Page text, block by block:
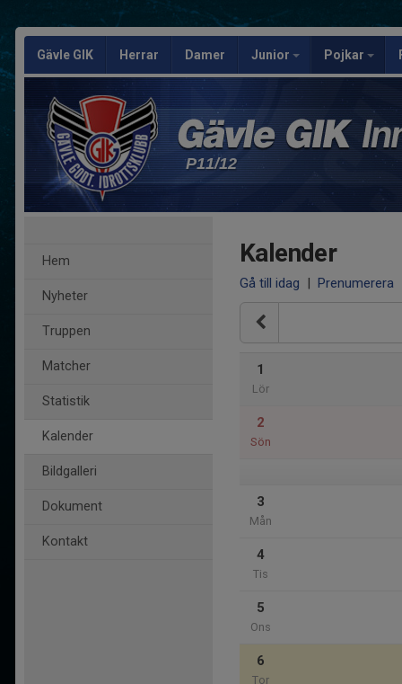
Gävle GIK Herrar Damer Junior Pojkar
P11/12
Hem
Nyheter
Truppen
Matcher
Statistik
Kalender
Bildgalleri
Dokument
Kontakt
Kalender
Gå till idag | Prenumerera
1
Lör
2
Sön
3
Mån
4
Tis
5
Ons
6
Tor